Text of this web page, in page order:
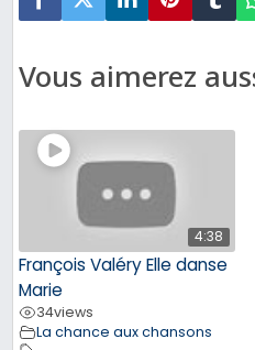
Vous aimerez
4:38
François Valéry Elle danse
Marie
34views
La chance aux chansons